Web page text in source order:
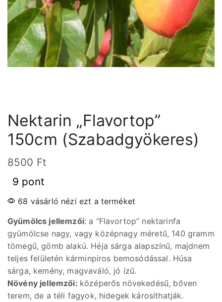
Nektarin „Flavortop”
150cm (Szabadgyökeres)
8500 Ft
9 pont
68 vásárló nézi ezt a terméket
Gyümölcs jellemzői: a “Flavortop” nektarinfa
gyümölcse nagy, vagy középnagy méretű, 140 gramm
tömegű, gömb alakú. Héja sárga alapszínű, majdnem
teljes felületén kárminpiros bemosódással. Húsa
sárga, kemény, magvaváló, jó ízű.
Növény jellemzői: középerős növekedésű, bőven
terem, de a téli fagyok, hidegek károsíthatják.